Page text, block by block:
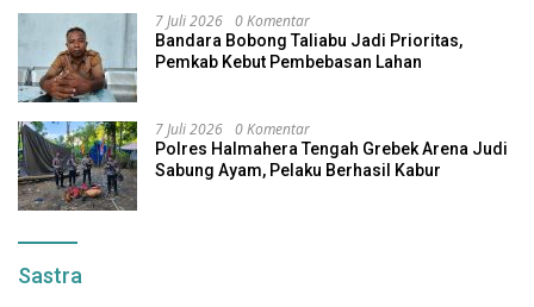
7 Juli 2026 0 Komentar
Bandara Bobong Taliabu Jadi Prioritas,
Pemkab Kebut Pembebasan Lahan
7 Juli 2026 0 Komentar
Polres Halmahera Tengah Grebek Arena Judi
Sabung Ayam, Pelaku Berhasil Kabur
Sastra